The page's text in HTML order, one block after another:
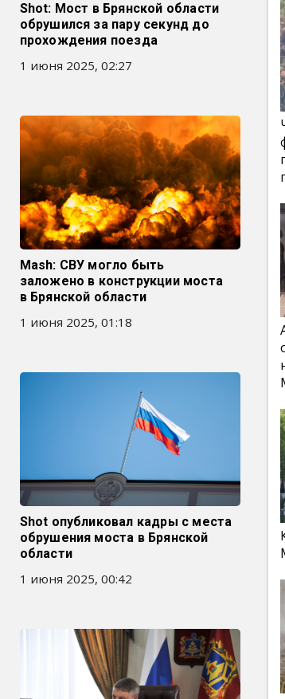
Shot: Мост в Брянской области
обрушился за пару секунд до
прохождения поезда
1 июня 2025, 02:27
Mash: СВУ могло быть
заложено в конструкции моста
в Брянской области
1 июня 2025, 01:18
Shot опубликовал кадры с места
обрушения моста в Брянской
области
1 июня 2025, 00:42